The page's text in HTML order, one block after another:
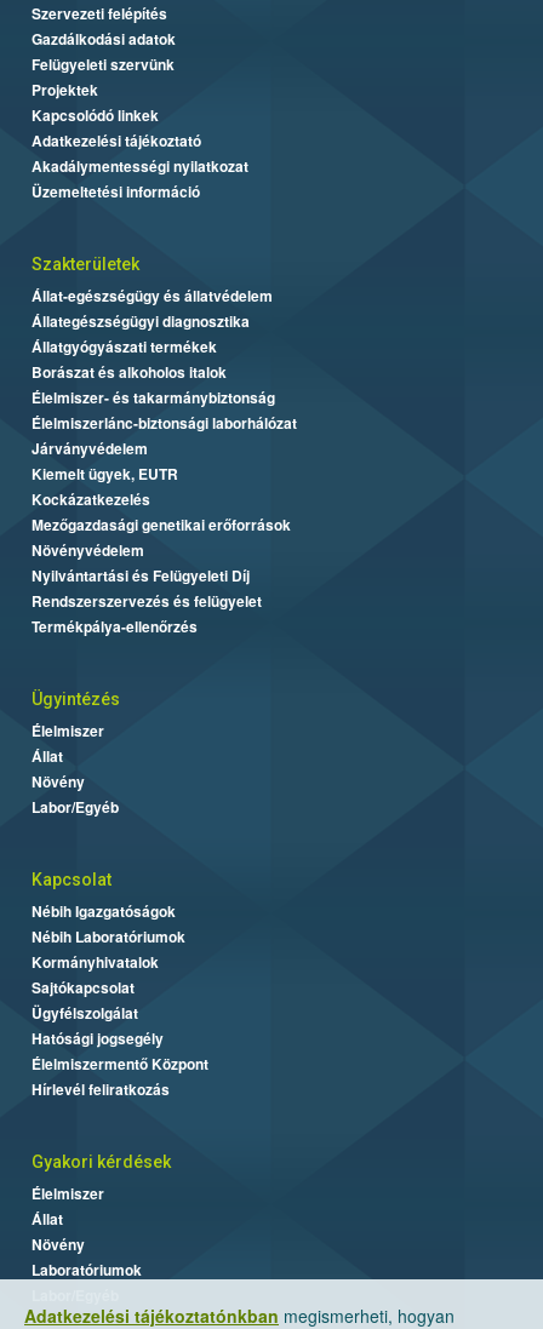
Adatkezelési tájékoztatónkban megismerheti, hogyan
Szervezeti felépítés
Gazdálkodási adatok
Felügyeleti szervünk
Projektek
Kapcsolódó linkek
Adatkezelési tájékoztató
Akadálymentességi nyilatkozat
Üzemeltetési információ
Szakterületek
Állat-egészségügy és állatvédelem
Állategészségügyi diagnosztika
Állatgyógyászati termékek
Borászat és alkoholos italok
Élelmiszer- és takarmánybiztonság
Élelmiszerlánc-biztonsági laborhálózat
Járványvédelem
Kiemelt ügyek, EUTR
Kockázatkezelés
Mezőgazdasági genetikai erőforrások
Növényvédelem
Nyilvántartási és Felügyeleti Díj
Rendszerszervezés és felügyelet
Termékpálya-ellenőrzés
Ügyintézés
Élelmiszer
Állat
Növény
Labor/Egyéb
Kapcsolat
Nébih Igazgatóságok
Nébih Laboratóriumok
Kormányhivatalok
Sajtókapcsolat
Ügyfélszolgálat
Hatósági jogsegély
Élelmiszermentő Központ
Hírlevél feliratkozás
Gyakori kérdések
Élelmiszer
Állat
Növény
Laboratóriumok